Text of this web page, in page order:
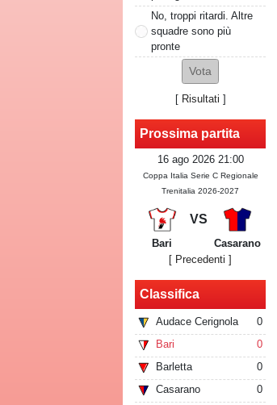
No, troppi ritardi. Altre
squadre sono più
pronte
[ Risultati ]
Prossima partita
16 ago 2026 21:00
Coppa Italia Serie C Regionale
Trenitalia 2026-2027
VS
Bari
Casarano
[ Precedenti ]
Classifica
Audace Cerignola
0
Bari
0
Barletta
0
Casarano
0